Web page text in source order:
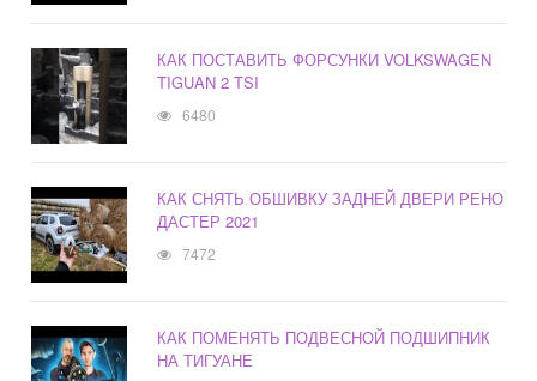
КАК ПОСТАВИТЬ ФОРСУНКИ VOLKSWAGEN
TIGUAN 2 TSI
6480
КАК СНЯТЬ ОБШИВКУ ЗАДНЕЙ ДВЕРИ РЕНО
ДАСТЕР 2021
7472
КАК ПОМЕНЯТЬ ПОДВЕСНОЙ ПОДШИПНИК
НА ТИГУАНЕ